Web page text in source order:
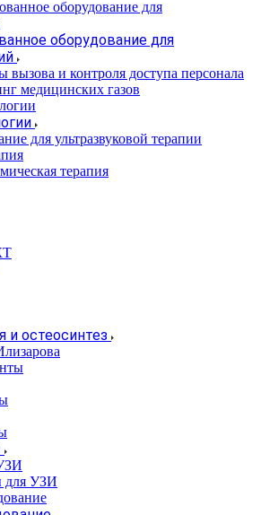
оборудование для
вызова и контроля доступа персонала
медицинских газов
для ультразвуковой терапии
терапия
и остеосинтез
для УЗИ